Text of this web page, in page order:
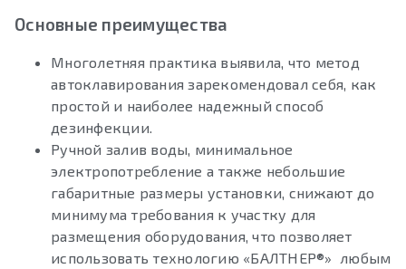
Основные преимущества
Многолетняя практика выявила, что метод
автоклавирования зарекомендовал себя, как
простой и наиболее надежный способ
дезинфекции.
Ручной залив воды, минимальное
электропотребление а также небольшие
габаритные размеры установки, снижают до
минимума требования к участку для
размещения оборудования, что позволяет
использовать технологию «БАЛТНЕР®» любым